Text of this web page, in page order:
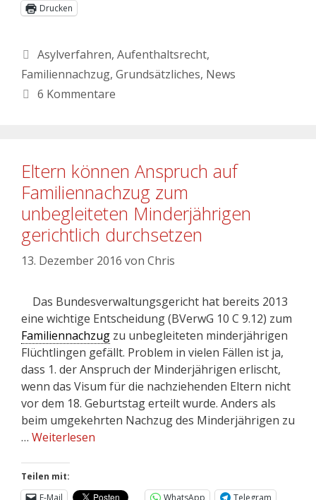
Drucken
Asylverfahren, Aufenthaltsrecht,
Familiennachzug, Grundsätzliches, News
6 Kommentare
Eltern können Anspruch auf
Familiennachzug zum
unbegleiteten Minderjährigen
gerichtlich durchsetzen
13. Dezember 2016 von Chris
Das Bundesverwaltungsgericht hat bereits 2013
eine wichtige Entscheidung (BVerwG 10 C 9.12) zum
Familiennachzug zu unbegleiteten minderjährigen
Flüchtlingen gefällt. Problem in vielen Fällen ist ja,
dass 1. der Anspruch der Minderjährigen erlischt,
wenn das Visum für die nachziehenden Eltern nicht
vor dem 18. Geburtstag erteilt wurde. Anders als
beim umgekehrten Nachzug des Minderjährigen zu
… Weiterlesen
Teilen mit:
E-Mail
WhatsApp
Telegram